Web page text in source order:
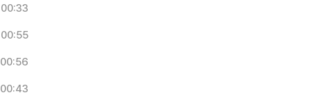
00:33
00:55
00:56
00:43